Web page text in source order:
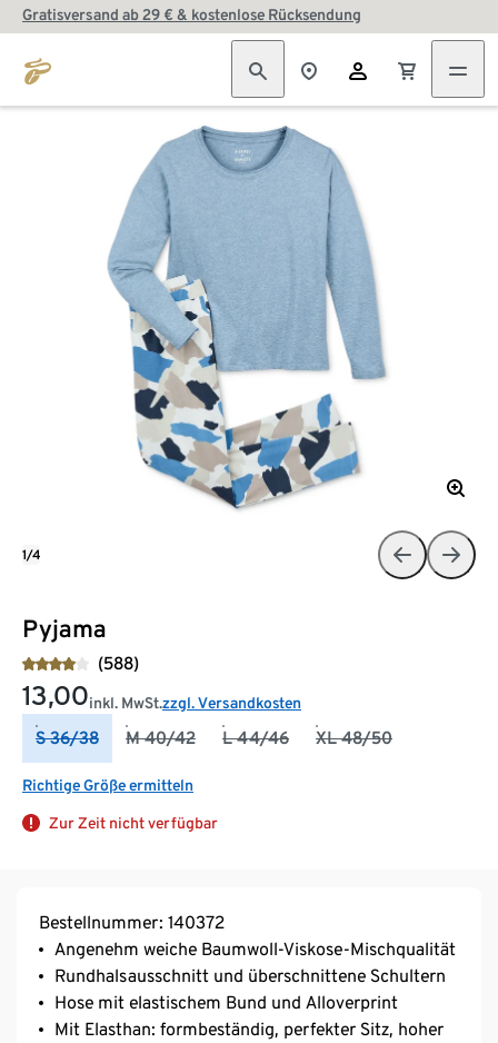
Gratisversand ab 29 € & kostenlose Rücksendung
Pyjama
(588)
13,00inkl. MwSt.zzgl. Versandkosten
S 36/38 M 40/42 L 44/46 XL 48/50
Richtige Größe ermitteln
Zur Zeit nicht verfügbar
1/4
Bestellnummer: 140372
Angenehm weiche Baumwoll-Viskose-Mischqualität
Rundhalsausschnitt und überschnittene Schultern
Hose mit elastischem Bund und Alloverprint
Mit Elasthan: formbeständig, perfekter Sitz, hoher